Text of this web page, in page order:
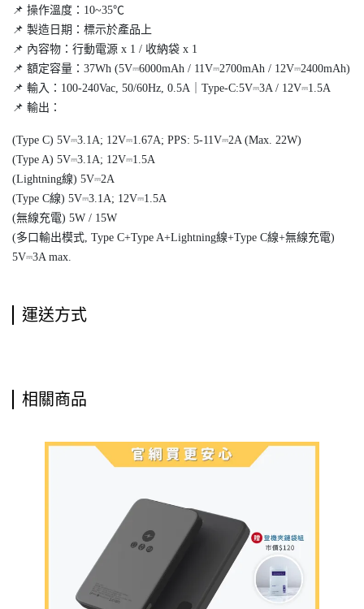
📌 操作溫度：10~35℃
📌 製造日期：標示於產品上
📌 內容物：行動電源 x 1 / 收納袋 x 1
📌 額定容量：37Wh (5V⎓6000mAh / 11V⎓2700mAh / 12V⎓2400mAh)
📌 輸入：100-240Vac, 50/60Hz, 0.5A｜Type-C:5V⎓3A / 12V⎓1.5A
📌 輸出：
(Type C) 5V⎓3.1A; 12V⎓1.67A; PPS: 5-11V⎓2A (Max. 22W)
(Type A) 5V⎓3.1A; 12V⎓1.5A
(Lightning線) 5V⎓2A
(Type C線) 5V⎓3.1A; 12V⎓1.5A
(無線充電) 5W / 15W
(多口輸出模式, Type C+Type A+Lightning線+Type C線+無線充電)
5V⎓3A max.
運送方式
相關商品